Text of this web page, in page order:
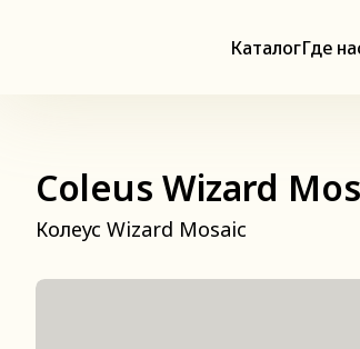
КаталогГде
Coleus Wizard
Колеус Wizard Mosaic